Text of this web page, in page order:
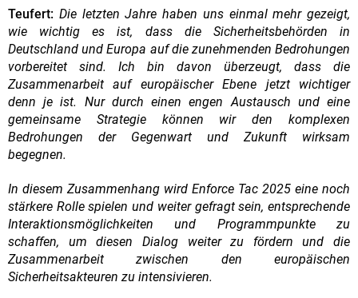
Teufert: Die letzten Jahre haben uns einmal mehr gezeigt,
wie wichtig es ist, dass die Sicherheitsbehörden in
Deutschland und Europa auf die zunehmenden Bedrohungen
vorbereitet sind. Ich bin davon überzeugt, dass die
Zusammenarbeit auf europäischer Ebene jetzt wichtiger
denn je ist. Nur durch einen engen Austausch und eine
gemeinsame Strategie können wir den komplexen
Bedrohungen der Gegenwart und Zukunft wirksam
begegnen.
In diesem Zusammenhang wird Enforce Tac 2025 eine noch
stärkere Rolle spielen und weiter gefragt sein, entsprechende
Interaktionsmöglichkeiten und Programmpunkte zu
schaffen, um diesen Dialog weiter zu fördern und die
Zusammenarbeit zwischen den europäischen
Sicherheitsakteuren zu intensivieren.